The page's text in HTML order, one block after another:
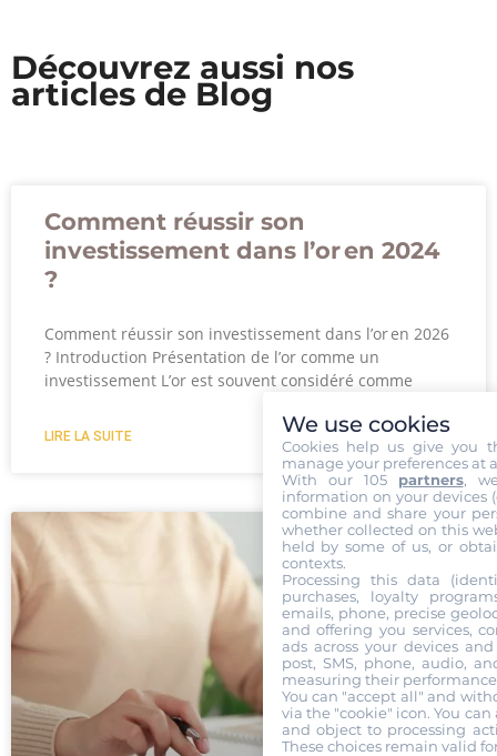
Découvrez aussi nos
articles de Blog
Comment réussir son
investissement dans l’or en 2024
?
Comment réussir son investissement dans l’or en 2026
? Introduction Présentation de l’or comme un
investissement L’or est souvent considéré comme
LIRE LA SUITE We use cookies
Cookies help us give you
manage your preferences at
With our 105 partners,
information on your devices
combine and share your
whether collected on this
held by some of us, or
contexts.
Processing this data
purchases, loyalty
emails, phone, precise
and offering you services,
ads across your devices
post, SMS, phone, audio,
measuring their
You can "accept all" and
via the "cookie" icon. You
and object to processing
These choices remain valid